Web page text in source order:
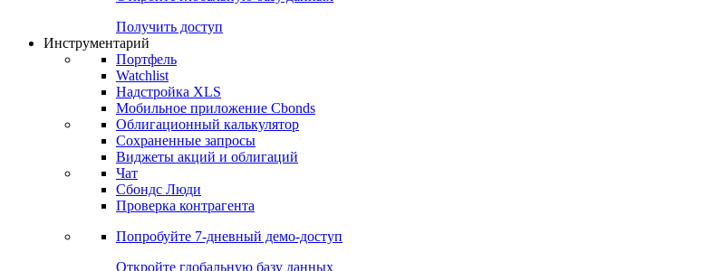
Попробуйте7-дневный
Откройте глобальную базу данных
Получить доступ
Инструментарий
Портфель
Watchlist
Надстройка XLS
Мобильное приложение Cbonds
Облигационный калькулятор
Сохраненные запросы
Виджеты акций и облигаций
Чат
Сбондс Люди
Проверка контрагента